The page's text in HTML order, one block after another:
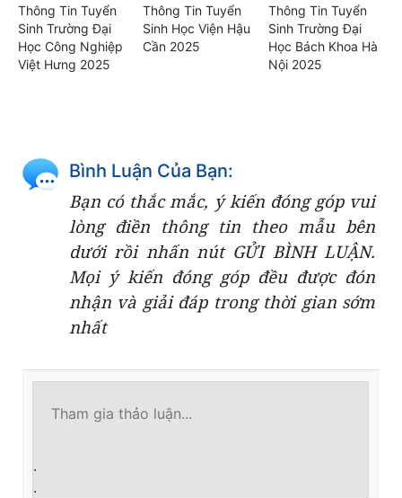
Thông Tin Tuyển
Sinh Trường Đại
Học Công Nghiệp
Việt Hưng 2025
Thông Tin Tuyển
Sinh Học Viện Hậu
Cần 2025
Thông Tin Tuyển
Sinh Trường Đại
Học Bách Khoa Hà
Nội 2025
Bình Luận Của Bạn:
Bạn có thắc mắc, ý kiến đóng góp vui
lòng điền thông tin theo mẫu bên
dưới rồi nhấn nút GỬI BÌNH LUẬN.
Mọi ý kiến đóng góp đều được đón
nhận và giải đáp trong thời gian sớm
nhất
.
.